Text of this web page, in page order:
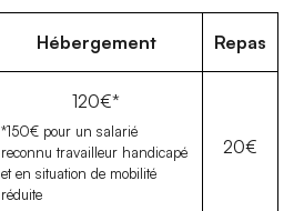
Hébergement Repas
120€*
*150€ pour un salarié
reconnu travailleur handicapé
et en situation de mobilité
réduite
20€